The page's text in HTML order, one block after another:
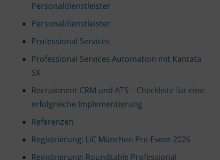
Personaldienstleister
Personaldienstleister
Professional Services
Professional Services Automation mit Kantata
SX
Recruitment CRM und ATS – Checkliste für eine
erfolgreiche Implementierung
Referenzen
Registrierung: LiC München Pre-Event 2026
Registrierung: Roundtable Professional